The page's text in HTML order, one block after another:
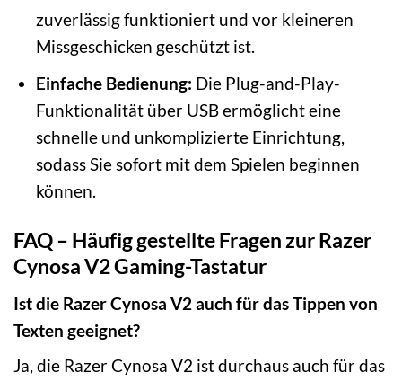
zuverlässig funktioniert und vor kleineren
Missgeschicken geschützt ist.
Einfache Bedienung: Die Plug-and-Play-
Funktionalität über USB ermöglicht eine
schnelle und unkomplizierte Einrichtung,
sodass Sie sofort mit dem Spielen beginnen
können.
FAQ – Häufig gestellte Fragen zur Razer
Cynosa V2 Gaming-Tastatur
Ist die Razer Cynosa V2 auch für das Tippen von
Texten geeignet?
Ja, die Razer Cynosa V2 ist durchaus auch für das